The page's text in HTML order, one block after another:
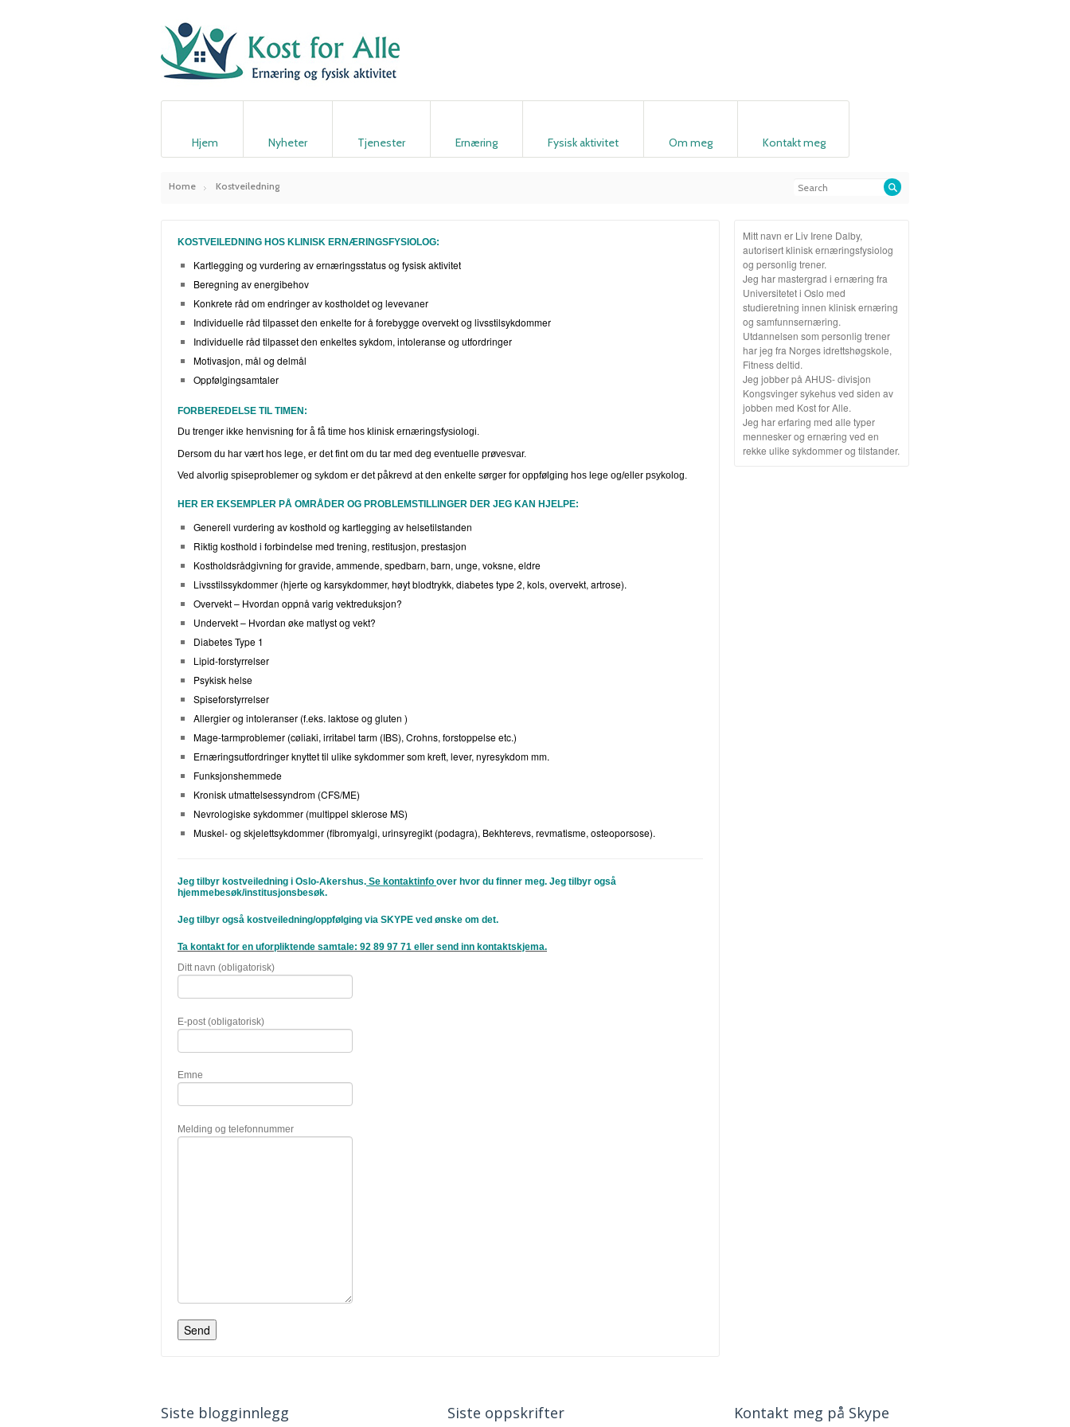
Hjem Nyheter Tjenester Ernæring Fysisk aktivitet Om meg Kontakt meg
Home Kostveiledning
KOSTVEILEDNING HOS KLINISK ERNÆRINGSFYSIOLOG:
Kartlegging og vurdering av ernæringsstatus og fysisk aktivitet
Beregning av energibehov
Konkrete råd om endringer av kostholdet og levevaner
Individuelle råd tilpasset den enkelte for å forebygge overvekt og livsstilsykdommer
Individuelle råd tilpasset den enkeltes sykdom, intoleranse og utfordringer
Motivasjon, mål og delmål
Oppfølgingsamtaler
FORBEREDELSE TIL TIMEN:
Du trenger ikke henvisning for å få time hos klinisk ernæringsfysiologi.
Dersom du har vært hos lege, er det fint om du tar med deg eventuelle prøvesvar.
Ved alvorlig spiseproblemer og sykdom er det påkrevd at den enkelte sørger for oppfølging hos lege og/eller psykolog.
HER ER EKSEMPLER PÅ OMRÅDER OG PROBLEMSTILLINGER DER JEG KAN HJELPE:
Generell vurdering av kosthold og kartlegging av helsetilstanden
Riktig kosthold i forbindelse med trening, restitusjon, prestasjon
Kostholdsrådgivning for gravide, ammende, spedbarn, barn, unge, voksne, eldre
Livsstilssykdommer (hjerte og karsykdommer, høyt blodtrykk, diabetes type 2, kols, overvekt, artrose).
Overvekt – Hvordan oppnå varig vektreduksjon?
Undervekt – Hvordan øke matlyst og vekt?
Diabetes Type 1
Lipid-forstyrrelser
Psykisk helse
Spiseforstyrrelser
Allergier og intoleranser (f.eks. laktose og gluten )
Mage-tarmproblemer (cøliaki, irritabel tarm (IBS), Crohns, forstoppelse etc.)
Ernæringsutfordringer knyttet til ulike sykdommer som kreft, lever, nyresykdom mm.
Funksjonshemmede
Kronisk utmattelsessyndrom (CFS/ME)
Nevrologiske sykdommer (multippel sklerose MS)
Muskel- og skjelettsykdommer (fibromyalgi, urinsyregikt (podagra), Bekhterevs, revmatisme, osteoporsose).
Jeg tilbyr kostveiledning i Oslo-Akershus. Se kontaktinfo over hvor du finner meg. Jeg tilbyr også
hjemmebesøk/institusjonsbesøk.
Jeg tilbyr også kostveiledning/oppfølging via SKYPE ved ønske om det.
Ta kontakt for en uforpliktende samtale: 92 89 97 71 eller send inn kontaktskjema.
Ditt navn (obligatorisk)
E-post (obligatorisk)
Emne
Melding og telefonnummer
Mitt navn er Liv Irene Dalby,
autorisert klinisk ernæringsfysiolog
og personlig trener.
Jeg har mastergrad i ernæring fra
Universitetet i Oslo med
studieretning innen klinisk ernæring
og samfunnsernæring.
Utdannelsen som personlig trener
har jeg fra Norges idrettshøgskole,
Fitness deltid.
Jeg jobber på AHUS- divisjon
Kongsvinger sykehus ved siden av
jobben med Kost for Alle.
Jeg har erfaring med alle typer
mennesker og ernæring ved en
rekke ulike sykdommer og tilstander.
Siste blogginnlegg Siste oppskrifter Kontakt meg på Skype